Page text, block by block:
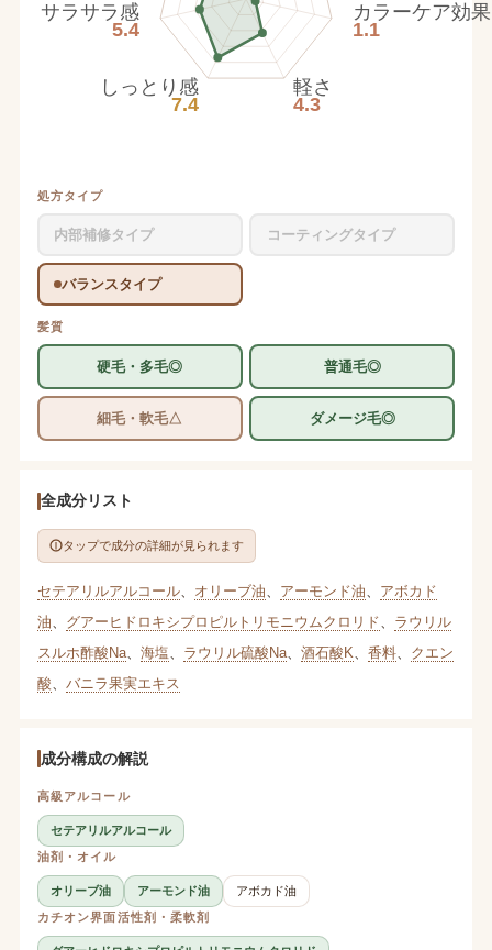
カラーケア効果
1.1
軽さ
4.3
しっとり感
7.4
サラサラ感
5.4
処方タイプ
内部補修タイプ コーティングタイプ
バランスタイプ
髪質
硬毛・多毛◎ 普通毛◎
細毛・軟毛△ ダメージ毛◎
全成分リスト
タップで成分の詳細が見られます
セテアリルアルコール、 オリーブ油 アーモンド油
アボカド
油
グアーヒドロキシプロピルトリモニウムクロリド
ラウリル
スルホ酢酸Na、 海塩 ラウリル硫酸Na、 酒石酸K 香料、 クエン
酸
バニラ果実エキス
成分構成の解説
高級アルコール
セテアリルアルコール
油剤・オイル
オリーブ油 アーモンド油
アボカド油
カチオン界面活性剤・柔軟剤